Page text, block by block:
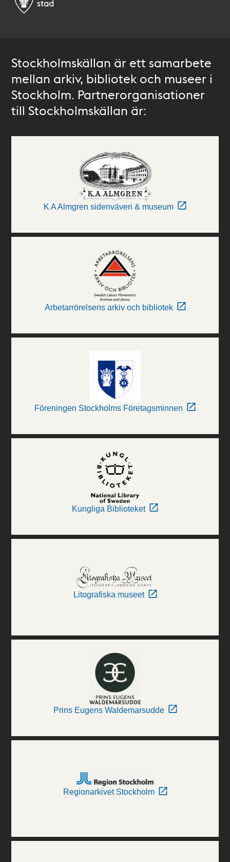
Stockholmskällan är ett samarbete
mellan arkiv, bibliotek och museer i
Stockholm. Partnerorganisationer
till Stockholmskällan är:
K A Almgren sidenväveri & museum
Arbetarrörelsens arkiv och bibliotek
Föreningen Stockholms Företagsminnen
Kungliga Biblioteket
Litografiska museet
Prins Eugens Waldemarsudde
Regionarkivet Stockholm